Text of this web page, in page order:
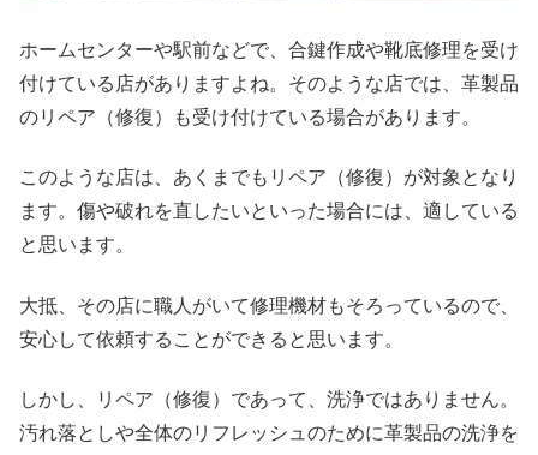
ホームセンターや駅前などで、合鍵作成や靴底修理を受け
付けている店がありますよね。そのような店では、革製品
のリペア（修復）も受け付けている場合があります。
このような店は、あくまでもリペア（修復）が対象となり
ます。傷や破れを直したいといった場合には、適している
と思います。
大抵、その店に職人がいて修理機材もそろっているので、
安心して依頼することができると思います。
しかし、リペア（修復）であって、洗浄ではありません。
汚れ落としや全体のリフレッシュのために革製品の洗浄を